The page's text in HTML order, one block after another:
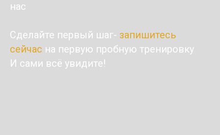
нас
Сделайте первый шаг- запишитесь
сейчас на первую пробную тренировку
И сами всё увидите!